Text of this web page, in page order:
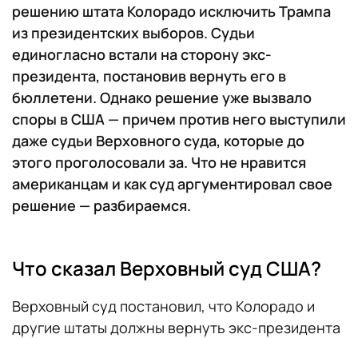
решению штата Колорадо исключить Трампа
из президентских выборов. Судьи
единогласно встали на сторону экс-
президента, постановив вернуть его в
бюллетени. Однако решение уже вызвало
споры в США — причем против него выступили
даже судьи Верховного суда, которые до
этого проголосовали за. Что не нравится
американцам и как суд аргументировал свое
решение — разбираемся.
Что сказал Верховный суд США?
Верховный суд постановил, что Колорадо и
другие штаты должны вернуть экс-президента